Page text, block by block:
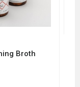
Broth